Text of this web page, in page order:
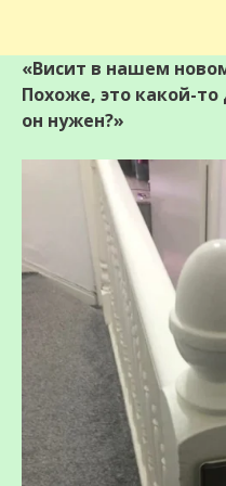
«Висит в нашем
Похоже, это какой-
он нужен?»